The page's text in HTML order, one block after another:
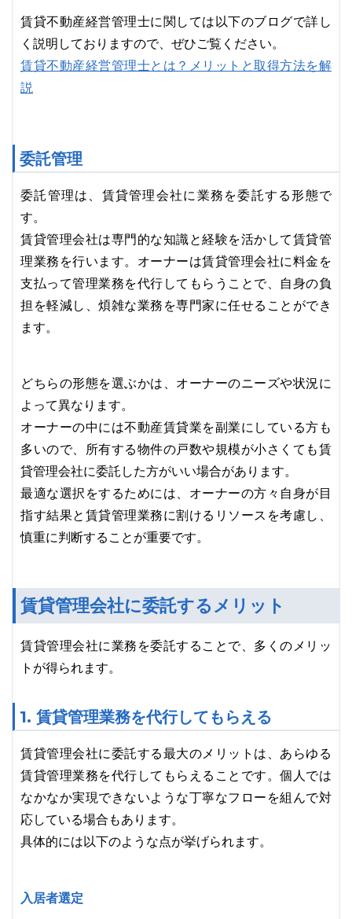
賃貸不動産経営管理士に関しては以下のブログで詳し
く説明しておりますので、ぜひご覧ください。
賃貸不動産経営管理士とは？メリットと取得方法を解
説
委託管理
委託管理は、賃貸管理会社に業務を委託する形態で
す。
賃貸管理会社は専門的な知識と経験を活かして賃貸管
理業務を行います。オーナーは賃貸管理会社に料金を
支払って管理業務を代行してもらうことで、自身の負
担を軽減し、煩雑な業務を専門家に任せることができ
ます。
どちらの形態を選ぶかは、オーナーのニーズや状況に
よって異なります。
オーナーの中には不動産賃貸業を副業にしている方も
多いので、所有する物件の戸数や規模が小さくても賃
貸管理会社に委託した方がいい場合があります。
最適な選択をするためには、オーナーの方々自身が目
指す結果と賃貸管理業務に割けるリソースを考慮し、
慎重に判断することが重要です。
賃貸管理会社に委託するメリット
賃貸管理会社に業務を委託することで、多くのメリッ
トが得られます。
1. 賃貸管理業務を代行してもらえる
賃貸管理会社に委託する最大のメリットは、あらゆる
賃貸管理業務を代行してもらえることです。個人では
なかなか実現できないような丁寧なフローを組んで対
応している場合もあります。
具体的には以下のような点が挙げられます。
入居者選定